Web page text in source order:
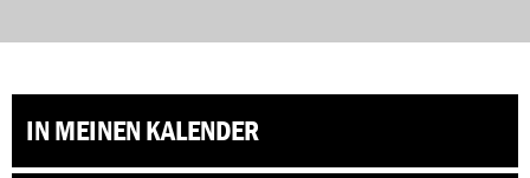
IN MEINEN KALENDER